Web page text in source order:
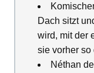
Dach sitzt
wird, mit der
sie vorher so
Néthan